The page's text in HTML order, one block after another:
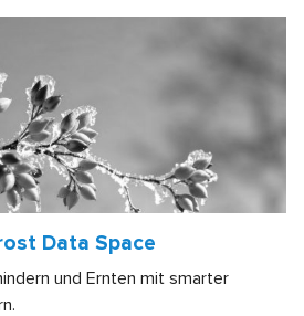
Data Space
und Ernten mit smarter